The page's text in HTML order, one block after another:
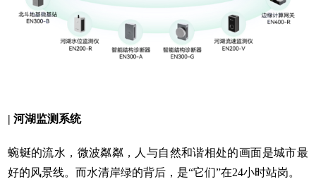
| 河湖监测系统
蜿蜒的流水，微波粼粼，人与自然和谐相处的画面是城市最
好的风景线。而水清岸绿的背后，是“它们”在24小时站岗。